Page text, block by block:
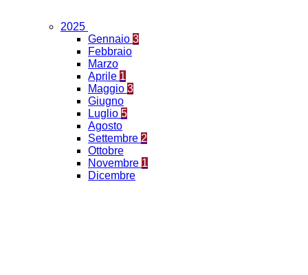
2025
Gennaio 3
Febbraio
Marzo
Aprile 1
Maggio 3
Giugno
Luglio 5
Agosto
Settembre 2
Ottobre
Novembre 1
Dicembre